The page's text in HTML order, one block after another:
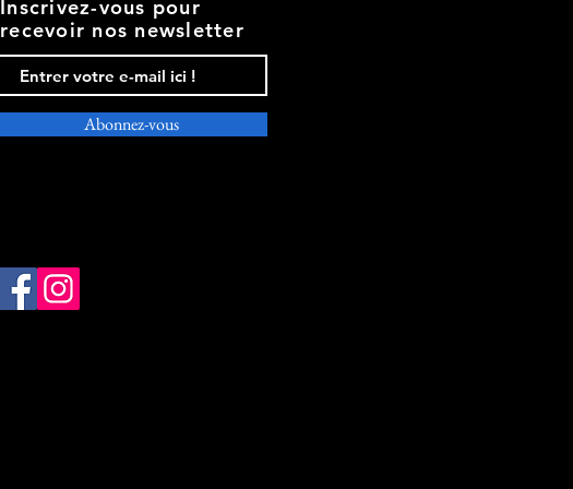
Inscrivez-vous pour
recevoir nos newsletter
Abonnez-vous